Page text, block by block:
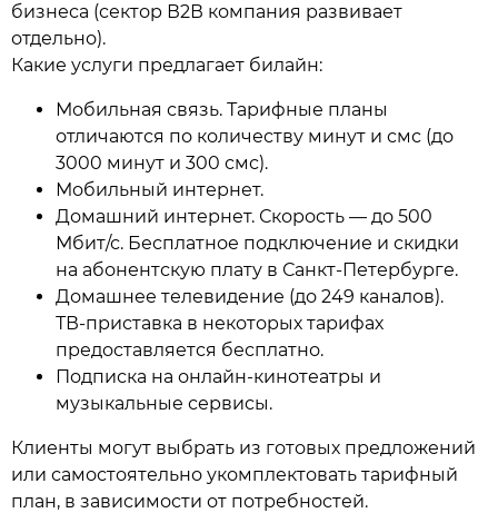
бизнеса (сектор В2В компания развивает
отдельно).
Какие услуги предлагает билайн:
Мобильная связь. Тарифные планы
отличаются по количеству минут и смс (до
3000 минут и 300 смс).
Мобильный интернет.
Домашний интернет. Скорость — до 500
Мбит/с. Бесплатное подключение и скидки
на абонентскую плату в Санкт-Петербурге.
Домашнее телевидение (до 249 каналов).
ТВ-приставка в некоторых тарифах
предоставляется бесплатно.
Подписка на онлайн-кинотеатры и
музыкальные сервисы.
Клиенты могут выбрать из готовых предложений
или самостоятельно укомплектовать тарифный
план, в зависимости от потребностей.